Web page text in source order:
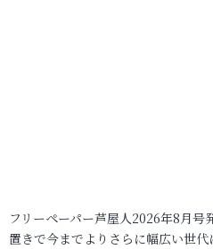
フリーペーパー芦屋人2026年8月
置きで今までよりさらに幅広い世